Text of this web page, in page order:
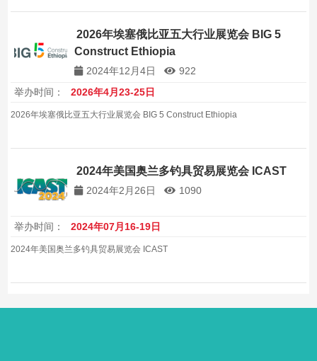
2026年埃塞俄比亚五大行业展览会 BIG 5
Construct Ethiopia
2024年12月4日
922
举办时间：
2026年4月23-25日
2026年埃塞俄比亚五大行业展览会 BIG 5 Construct Ethiopia
2024年美国奥兰多钓具贸易展览会 ICAST
2024年2月26日 1090
举办时间： 2024年07月16-19日
2024年美国奥兰多钓具贸易展览会 ICAST